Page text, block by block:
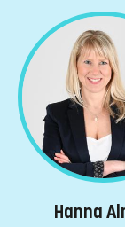
Hanna